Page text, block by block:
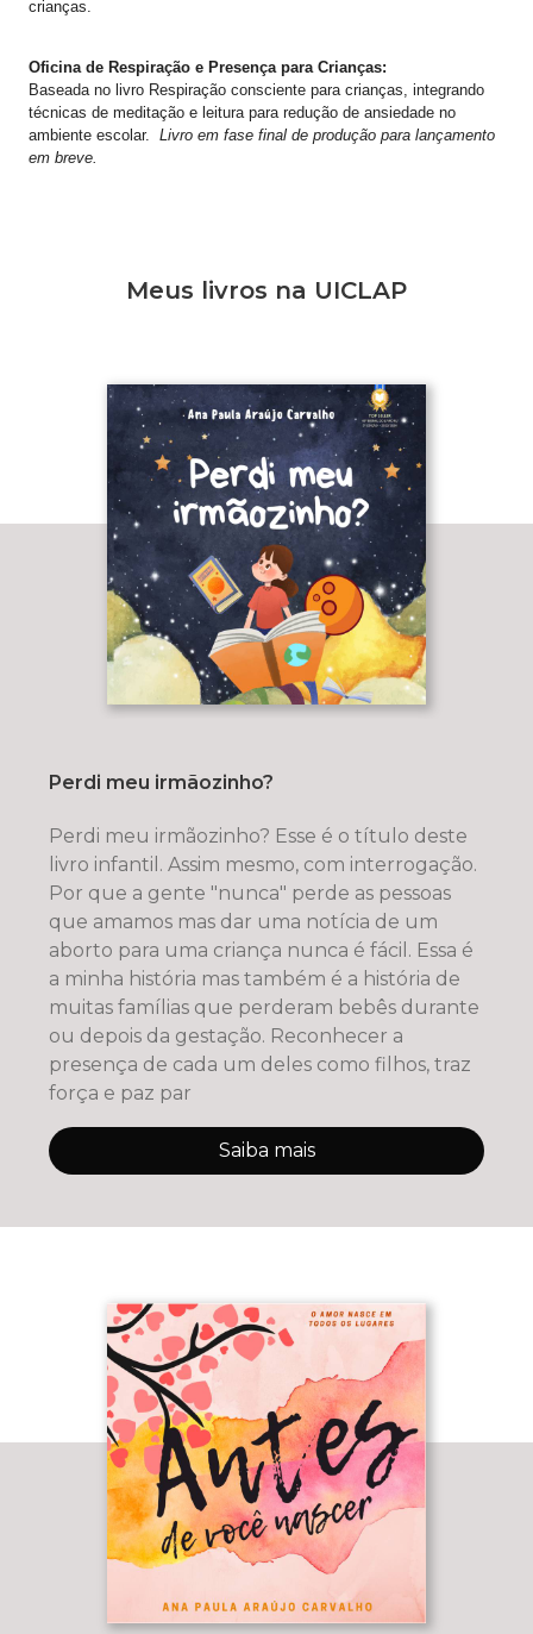
crianças.
​Oficina de Respiração e Presença para Crianças:
​Baseada no livro Respiração consciente para crianças, integrando
técnicas de meditação e leitura para redução de ansiedade no
ambiente escolar. Livro em fase final de produção para lançamento
em breve.
Meus livros na UICLAP
Perdi meu irmãozinho?
Perdi meu irmãozinho? Esse é o título deste
livro infantil. Assim mesmo, com interrogação.
Por que a gente "nunca" perde as pessoas
que amamos mas dar uma notícia de um
aborto para uma criança nunca é fácil. Essa é
a minha história mas também é a história de
muitas famílias que perderam bebês durante
ou depois da gestação. Reconhecer a
presença de cada um deles como filhos, traz
força e paz par
Saiba mais